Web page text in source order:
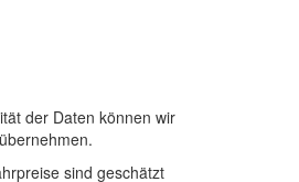
der Daten können wir
sind geschätzt